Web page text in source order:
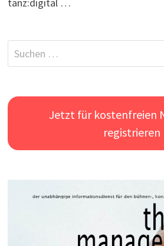
tanz:digital …
Suchen
nach:
Jetzt für kostenfreien
registrieren